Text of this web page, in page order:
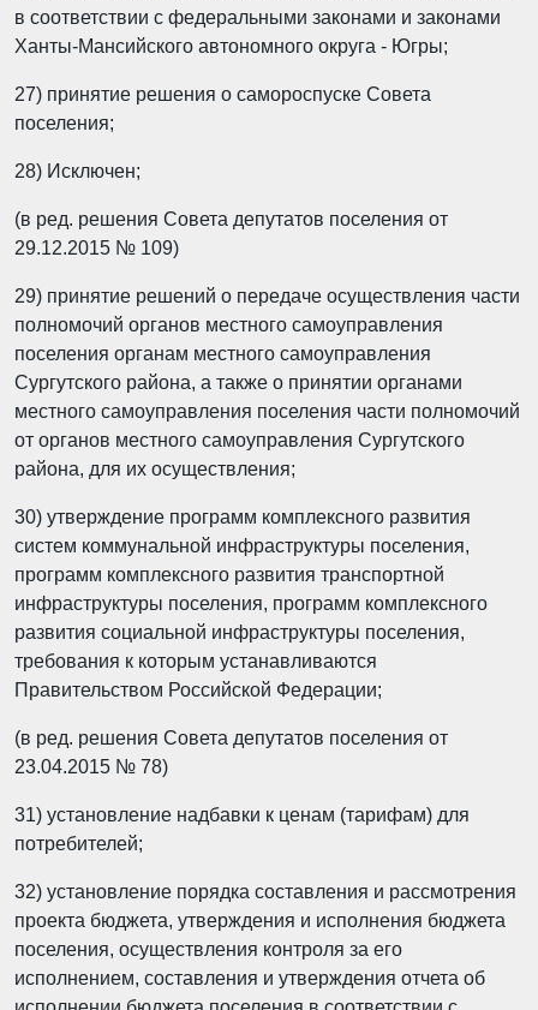
в соответствии с федеральными законами и законами
Ханты-Мансийского автономного округа - Югры;
27) принятие решения о самороспуске Совета
поселения;
28) Исключен;
(в ред. решения Совета депутатов поселения от
29.12.2015 № 109)
29) принятие решений о передаче осуществления части
полномочий органов местного самоуправления
поселения органам местного самоуправления
Сургутского района, а также о принятии органами
местного самоуправления поселения части полномочий
от органов местного самоуправления Сургутского
района, для их осуществления;
30) утверждение программ комплексного развития
систем коммунальной инфраструктуры поселения,
программ комплексного развития транспортной
инфраструктуры поселения, программ комплексного
развития социальной инфраструктуры поселения,
требования к которым устанавливаются
Правительством Российской Федерации;
(в ред. решения Совета депутатов поселения от
23.04.2015 № 78)
31) установление надбавки к ценам (тарифам) для
потребителей;
32) установление порядка составления и рассмотрения
проекта бюджета, утверждения и исполнения бюджета
поселения, осуществления контроля за его
исполнением, составления и утверждения отчета об